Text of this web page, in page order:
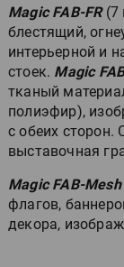
Magic FAB-FR(7
блестящий,
интерьерной и
стоек. Magic
тканый
полиэфир),
с обеих
выставочная
Magic FAB-Mesh
флагов,
декора,